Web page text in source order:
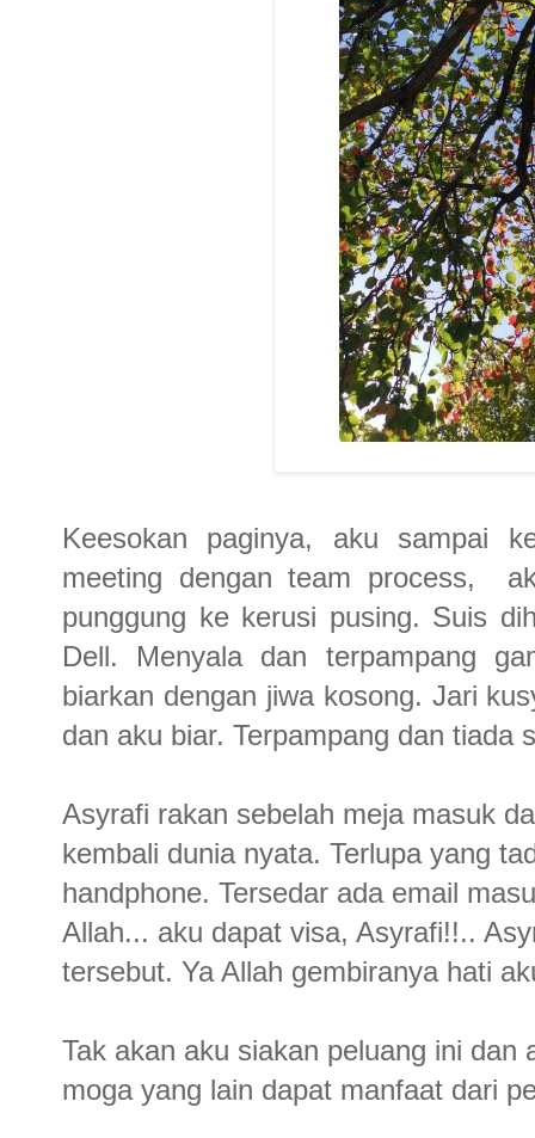
Keesokan paginya, aku sampai
meeting dengan team process,
punggung ke kerusi pusing. Suis
Dell. Menyala dan terpampang
biarkan dengan jiwa kosong. Jari
dan aku biar. Terpampang dan tiada
Asyrafi rakan sebelah meja masuk
kembali dunia nyata. Terlupa yang
handphone. Tersedar ada email
Allah... aku dapat visa, Asyrafi!!..
tersebut. Ya Allah gembiranya hati
Tak akan aku siakan peluang ini
moga yang lain dapat manfaat dari